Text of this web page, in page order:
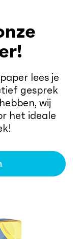
lees je
gesprek
wij
het ideale